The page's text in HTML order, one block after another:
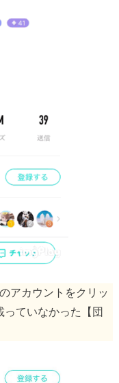
アカウントをクリッ
ていなかった【団